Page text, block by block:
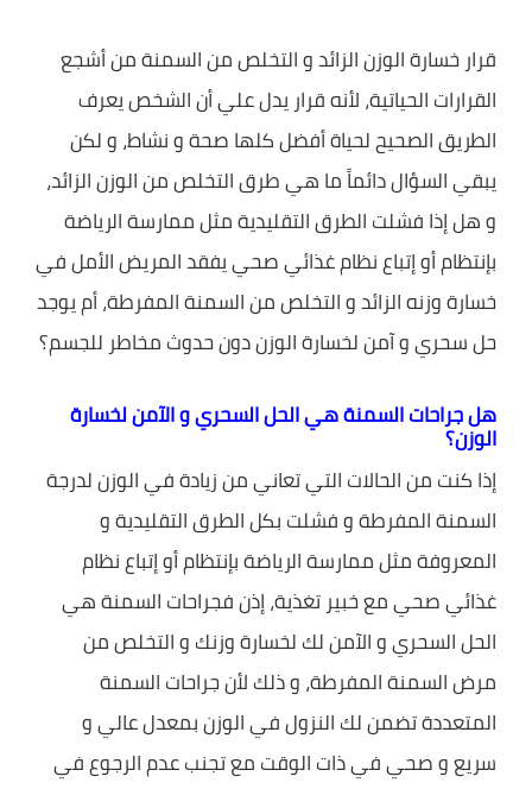
قرار خسارة الوزن الزائد و التخلص من السمنة من أشجع
القرارات الحياتية، لأنه قرار يدل علي أن الشخص يعرف
الطريق الصحيح لحياة أفضل كلها صحة و نشاط، و لكن
يبقي السؤال دائماً ما هي طرق التخلص من الوزن الزائد،
و هل إذا فشلت الطرق التقليدية مثل ممارسة الرياضة
بإنتظام أو إتباع نظام غذائي صحي يفقد المريض الأمل في
خسارة وزنه الزائد و التخلص من السمنة المفرطة، أم يوجد
حل سحري و آمن لخسارة الوزن دون حدوث مخاطر للجسم؟
هل جراحات السمنة هي الحل السحري و الآمن لخسارة
الوزن؟
إذا كنت من الحالات التي تعاني من زيادة في الوزن لدرجة
السمنة المفرطة و فشلت بكل الطرق التقليدية و
المعروفة مثل ممارسة الرياضة بإنتظام أو إتباع نظام
غذائي صحي مع خبير تغذية، إذن فجراحات السمنة هي
الحل السحري و الآمن لك لخسارة وزنك و التخلص من
مرض السمنة المفرطة، و ذلك لأن جراحات السمنة
المتعددة تضمن لك النزول في الوزن بمعدل عالي و
سريع و صحي في ذات الوقت مع تجنب عدم الرجوع في